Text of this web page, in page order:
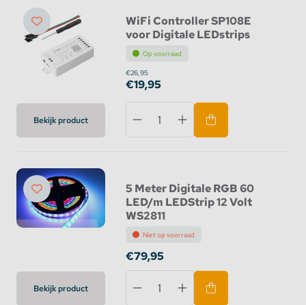
Bekijk product
WiFi Controller SP108E
voor Digitale LEDstrips
Op voorraad
€26,95
€19,95
Bekijk product
5 Meter Digitale RGB 60
LED/m LEDStrip 12 Volt
WS2811
Niet op voorraad
€79,95